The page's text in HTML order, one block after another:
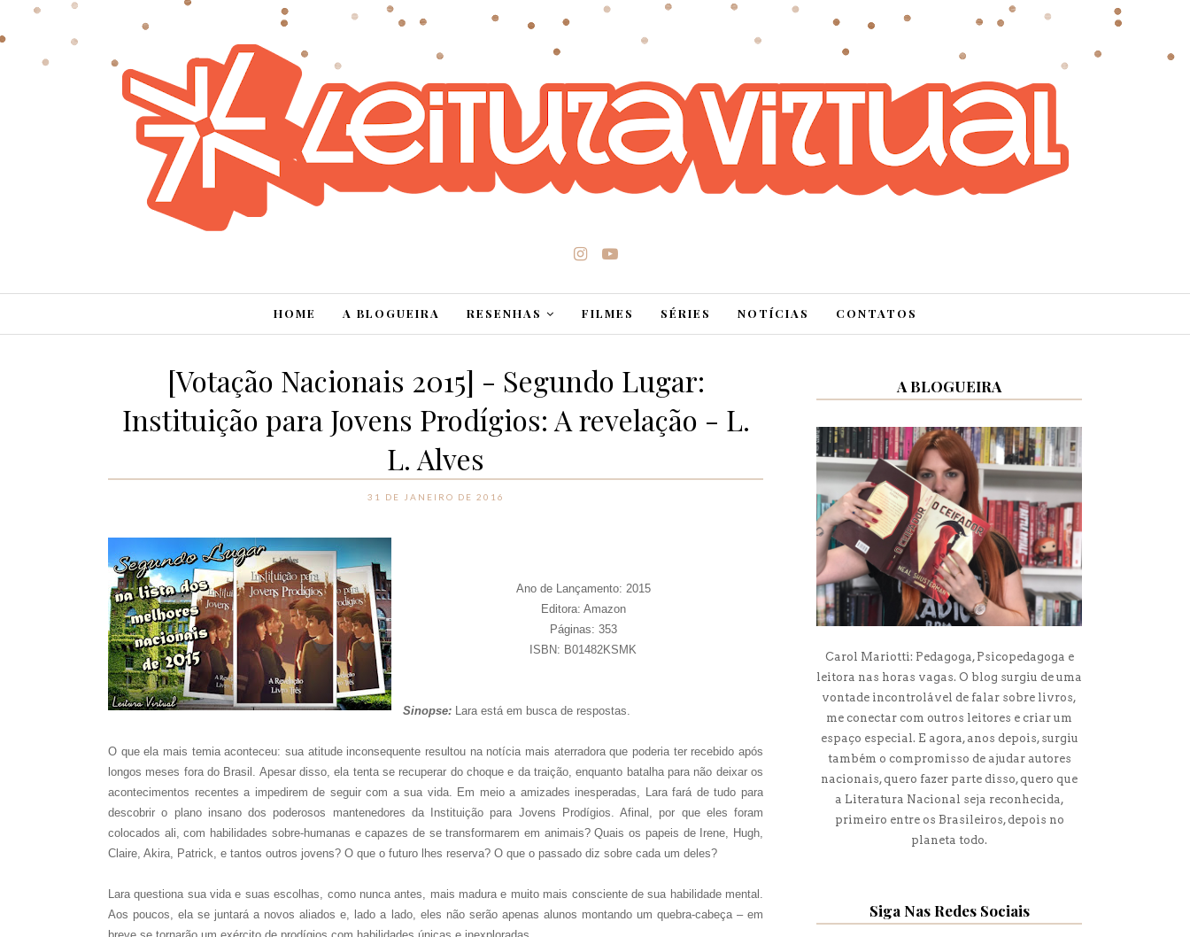
HOME A BLOGUEIRA RESENHAS FILMES SÉRIES NOTÍCIAS CONTATOS
[Votação Nacionais 2015] - Segundo Lugar:
Instituição para Jovens Prodígios: A revelação - L.
L. Alves
31 DE JANEIRO DE 2016
Ano de Lançamento: 2015
Editora: Amazon
Páginas: 353
ISBN: B01482KSMK
Sinopse: Lara está em busca de respostas.
O que ela mais temia aconteceu: sua atitude inconsequente resultou na notícia mais aterradora que poderia ter recebido após
longos meses fora do Brasil. Apesar disso, ela tenta se recuperar do choque e da traição, enquanto batalha para não deixar os
acontecimentos recentes a impedirem de seguir com a sua vida. Em meio a amizades inesperadas, Lara fará de tudo para
descobrir o plano insano dos poderosos mantenedores da Instituição para Jovens Prodígios. Afinal, por que eles foram
colocados ali, com habilidades sobre-humanas e capazes de se transformarem em animais? Quais os papeis de Irene, Hugh,
Claire, Akira, Patrick, e tantos outros jovens? O que o futuro lhes reserva? O que o passado diz sobre cada um deles?
Lara questiona sua vida e suas escolhas, como nunca antes, mais madura e muito mais consciente de sua habilidade mental.
Aos poucos, ela se juntará a novos aliados e, lado a lado, eles não serão apenas alunos montando um quebra-cabeça – em
A BLOGUEIRA
Carol Mariotti: Pedagoga, Psicopedagoga e
leitora nas horas vagas. O blog surgiu de uma
vontade incontrolável de falar sobre livros,
me conectar com outros leitores e criar um
espaço especial. E agora, anos depois, surgiu
também o compromisso de ajudar autores
nacionais, quero fazer parte disso, quero que
a Literatura Nacional seja reconhecida,
primeiro entre os Brasileiros, depois no
planeta todo.
Siga Nas Redes Sociais